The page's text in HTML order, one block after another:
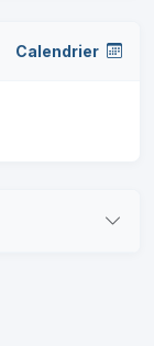
Calendrier